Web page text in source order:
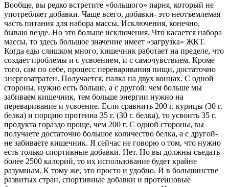
Вообще, вы редко встретите «большого» парня, который не
употребляет добавки. Чаще всего, добавки- это неотъемлемая
часть питания для набора массы. Исключения, конечно,
бываю везде. Но это больше исключения. Что касается набора
массы, то здесь большое значение имеет «загрузка» ЖКТ.
Когда еды слишком много, кишечник работает на пределе, что
создает проблемы и с усвоением, и с самочувствием. Кроме
того, сам по себе, процесс переваривания пищи, достаточно
энергозатратен. Получается, палка на двух концах. С одной
стороны, нужно есть больше, а с другой: чем больше мы
забиваем кишечник, тем больше энергии нужно на
переваривание и усвоение. Если сравнить 200 г. курицы (30 г.
белка) и порцию протеина 35 г. (30 г. белка), то усвоить 35 г.
продукта гораздо проще, чем 200 г. С одной стороны, вы
получаете достаточно большое количество белка, а с другой-
не забиваете кишечник. Я сейчас не говорю о том, что нужно
есть только спортивные добавки. Нет. Но вы должны съедать
более 2500 калорий, то их использование будет крайне
разумным. К тому же, это просто и удобно. И в большинстве
развитых стран, спортивные добавки и протеиновые